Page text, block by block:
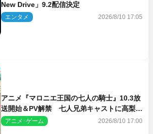
New Drive」9.2配信決定
エンタメ 2026/8/10 17:05
アニメ『マロニエ王国の七人の騎士』10.3放
送開始＆PV解禁 七人兄弟キャストに高梨謙
吾、川島零士ら
アニメ･ゲーム 2026/8/10 17:00